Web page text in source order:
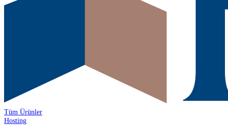
Tüm Ürünler
Hosting